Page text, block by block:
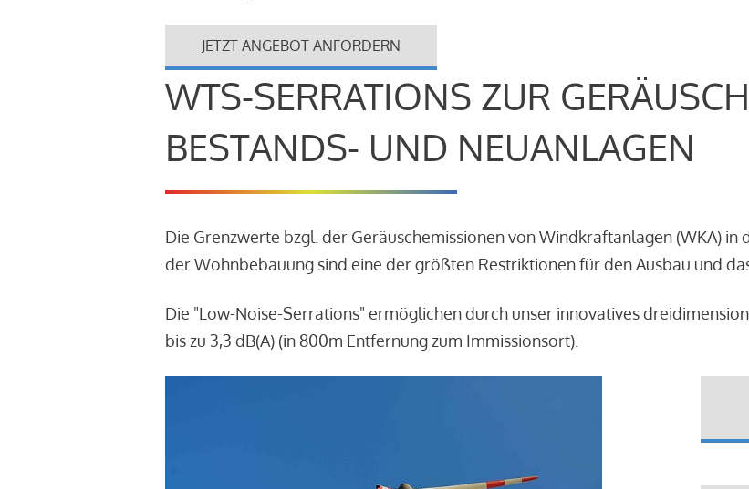
JETZT ANGEBOT ANFORDERN
WTS-SERRATIONS ZUR
BESTANDS- UND NEUANLAGEN
Die Grenzwerte bzgl. der Geräuschemissionen von Windkraftanlagen (WKA) in
der Wohnbebauung sind eine der größten Restriktionen für den Ausbau und
Die "Low-Noise-Serrations" ermöglichen durch unser innovatives
bis zu 3,3 dB(A) (in 800m Entfernung zum Immissionsort).